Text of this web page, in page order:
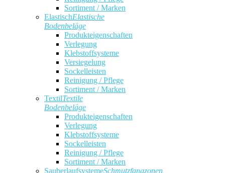
Sortiment / Marken
ElastischElastische
Bodenbeläge
Produkteigenschaften
Verlegung
Klebstoffsysteme
Versiegelung
Sockelleisten
Reinigung / Pflege
Sortiment / Marken
TextilTextile
Bodenbeläge
Produkteigenschaften
Verlegung
Klebstoffsysteme
Sockelleisten
Reinigung / Pflege
Sortiment / Marken
SauberlaufsystemeSchmutzfangzonen